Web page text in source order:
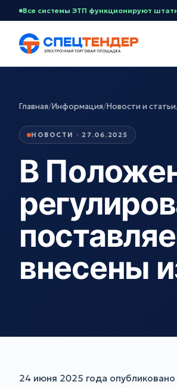
Все системы ЭТП функционируют
Главная/Информация/Новости и статьи
НОВОСТИ · 27.06.2025
В
внесены
24 июня 2025 года